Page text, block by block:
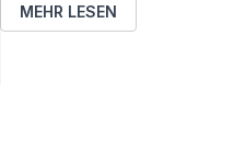
MEHR LESEN